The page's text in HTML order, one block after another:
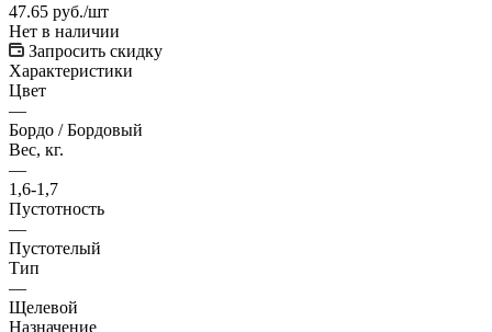
47.65 руб./шт
Нет в наличии
Запросить скидку
Характеристики
Цвет
—
Бордо / Бордовый
Вес, кг.
—
1,6-1,7
Пустотность
—
Пустотелый
Тип
—
Щелевой
Назначение